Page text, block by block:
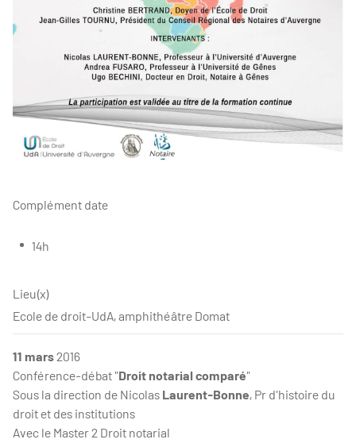
Complément date
14h
Lieu(x)
Ecole de droit-UdA, amphithéâtre Domat
11 mars2016
Conférence-débat "Droit notarial comparé"
Sous la direction de Nicolas Laurent-Bonne, Pr d'histoire du
droit et des institutions
Avec le Master 2 Droit notarial